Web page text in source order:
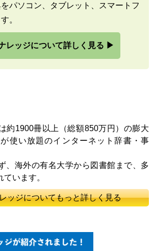
パソコン、タブレット、スマートフ
。
レッジについて詳しく見る ▶
約1900冊以上（総額850万円）の膨大
使い放題のインターネット辞書・事
、海外の有名大学から図書館まで、多
います。
ッジについてもっと詳しく見る